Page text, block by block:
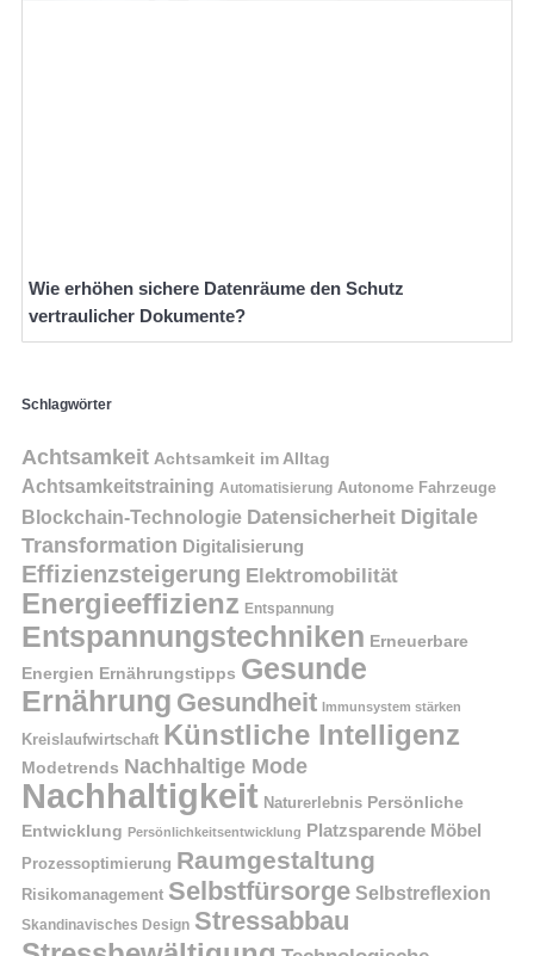
Wie erhöhen sichere Datenräume den Schutz
vertraulicher Dokumente?
Schlagwörter
Achtsamkeit Achtsamkeit im Alltag
Achtsamkeitstraining Automatisierung Autonome Fahrzeuge
Blockchain-Technologie Datensicherheit Digitale
Transformation Digitalisierung
Effizienzsteigerung Elektromobilität
Energieeffizienz Entspannung
Entspannungstechniken Erneuerbare
Energien Ernährungstipps Gesunde
Ernährung Gesundheit Immunsystem stärken
Kreislaufwirtschaft Künstliche Intelligenz
Modetrends Nachhaltige Mode
Nachhaltigkeit Naturerlebnis Persönliche
Entwicklung Persönlichkeitsentwicklung Platzsparende Möbel
Prozessoptimierung Raumgestaltung
Risikomanagement Selbstfürsorge Selbstreflexion
Skandinavisches Design Stressabbau